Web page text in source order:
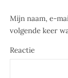
Mijn naam, e-
volgende keer
Reactie